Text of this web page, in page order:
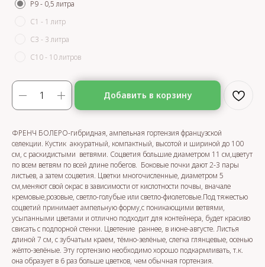
Р9 - 0,5 литра
С1 - 1 литр
С3 - 3 литра
С10 - 10 литров
Добавить в корзину
ФРЕНЧ БОЛЕРО-гибридная, ампельная гортензия французской
селекции. Кустик аккуратный, компактный, высотой и шириной до 100
см, с раскидистыми ветвями. Соцветия большие диаметром 11 см,цветут
по всем ветвям по всей длине побегов. Боковые почки дают 2-3 пары
листьев, а затем соцветия. Цветки многочисленные, диаметром 5
см,меняют свой окрас в зависимости от кислотности почвы, вначале
кремовые,розовые, светло-голубые или светло-фиолетовые.Под тяжестью
соцветий принимает ампельную форму,с поникающими ветвями,
усыпанными цветами и отлично подходит для контейнера, будет красиво
свисать с подпорной стенки. Цветение раннее, в июне-августе. Листья
длиной 7 см, с зубчатым краем, тёмно-зелёные, слегка глянцевые, осенью
жёлто-зелёные. Эту гортензию необходимо хорошо подкармливать, т.к.
она образует в 6 раз больше цветков, чем обычная гортензия.